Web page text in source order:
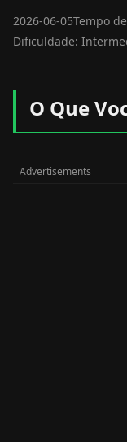
2026-06-05Tempo
Dificuldade:
O Que